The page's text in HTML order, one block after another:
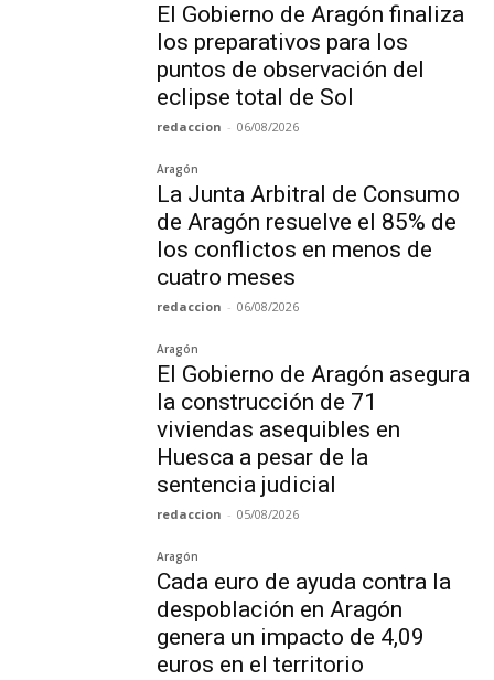
El Gobierno de Aragón finaliza
los preparativos para los
puntos de observación del
eclipse total de Sol
redaccion - 06/08/2026
Aragón
La Junta Arbitral de Consumo
de Aragón resuelve el 85% de
los conflictos en menos de
cuatro meses
redaccion - 06/08/2026
Aragón
El Gobierno de Aragón asegura
la construcción de 71
viviendas asequibles en
Huesca a pesar de la
sentencia judicial
redaccion - 05/08/2026
Aragón
Cada euro de ayuda contra la
despoblación en Aragón
genera un impacto de 4,09
euros en el territorio